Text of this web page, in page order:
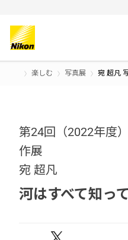
楽しむ 写真展 宛 超凡
第24回（2022年度
作展
宛 超凡
河はすべて知っ